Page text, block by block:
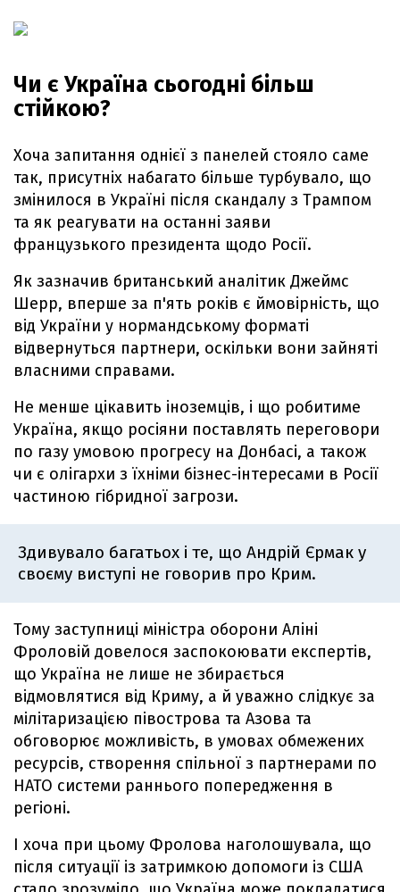
Чи є Україна сьогодні більш
стійкою?
Хоча запитання однієї з панелей стояло саме
так, присутніх набагато більше турбувало, що
змінилося в Україні після скандалу з Трампом
та як реагувати на останні заяви
французького президента щодо Росії.
Як зазначив британський аналітик Джеймс
Шерр, вперше за п'ять років є ймовірність, що
від України у нормандському форматі
відвернуться партнери, оскільки вони зайняті
власними справами.
Не менше цікавить іноземців, і що робитиме
Україна, якщо росіяни поставлять переговори
по газу умовою прогресу на Донбасі, а також
чи є олігархи з їхніми бізнес-інтересами в Росії
частиною гібридної загрози.
Здивувало багатьох і те, що Андрій Єрмак у
своєму виступі не говорив про Крим.
Тому заступниці міністра оборони Аліні
Фроловій довелося заспокоювати експертів,
що Україна не лише не збирається
відмовлятися від Криму, а й уважно слідкує за
мілітаризацією півострова та Азова та
обговорює можливість, в умовах обмежених
ресурсів, створення спільної з партнерами по
НАТО системи раннього попередження в
регіоні.
І хоча при цьому Фролова наголошувала, що
після ситуації із затримкою допомоги із США